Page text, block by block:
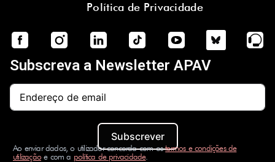
Política de Privacidade
Subscreva a Newsletter APAV
Subscrever
Ao enviar dados, o utilizador concorda com ostermos e condições de
utilizaçãoe com a política de privacidade.